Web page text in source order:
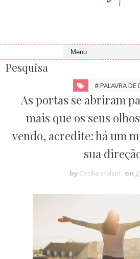
Pesquisa
# PALAVRA DE
As portas se abriram
mais que os seus
vendo, acredite: há um
sua
by Cecilia sfalsin on